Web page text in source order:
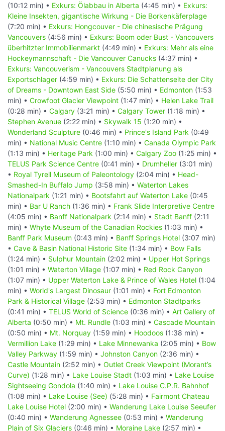
(10:12 min) • Exkurs: Ölabbau in Alberta (4:45 min) • Exkurs:
Kleine Insekten, gigantische Wirkung - Die Borkenkäferplage
(7:20 min) • Exkurs: Hongcouver - Die chinesische Prägung
Vancouvers (4:56 min) • Exkurs: Boom oder Bust - Vancouvers
überhitzter Immobilienmarkt (4:49 min) • Exkurs: Mehr als eine
Hockeymannschaft - Die Vancouver Canucks (4:37 min) •
Exkurs: Vancouverism - Vancouvers Stadtplanung als
Exportschlager (4:59 min) • Exkurs: Die Schattenseite der City
of Dreams - Downtown East Side (5:50 min) • Edmonton (1:53
min) • Crowfoot Glacier Viewpoint (1:47 min) • Helen Lake Trail
(0:28 min) • Calgary (3:21 min) • Calgary Tower (1:18 min) •
Stephen Avenue (2:22 min) • Skywalk 15 (1:20 min) •
Wonderland Sculpture (0:46 min) • Prince's Island Park (0:49
min) • National Music Centre (1:10 min) • Canada Olympic Park
(1:13 min) • Heritage Park (1:00 min) • Calgary Zoo (1:25 min) •
TELUS Park Science Centre (0:41 min) • Drumheller (3:01 min)
• Royal Tyrell Museum of Paleontology (2:04 min) • Head-
Smashed-In Buffalo Jump (3:58 min) • Waterton Lakes
Nationalpark (1:21 min) • Bootsfahrt auf Waterton Lake (0:45
min) • Bar U Ranch (1:36 min) • Frank Slide Interpretive Centre
(4:05 min) • Banff Nationalpark (2:14 min) • Stadt Banff (2:11
min) • Whyte Museum of the Canadian Rockies (1:03 min) •
Banff Park Museum (0:43 min) • Banff Springs Hotel (3:07 min)
• Cave & Basin National Historic Site (1:34 min) • Bow Falls
(1:24 min) • Sulphur Mountain (2:02 min) • Upper Hot Springs
(1:01 min) • Waterton Village (1:07 min) • Red Rock Canyon
(1:07 min) • Upper Waterton Lake & Prince of Wales Hotel (1:04
min) • World's Largest Dinosaur (1:01 min) • Fort Edmonton
Park & Historical Village (2:53 min) • Edmonton Stadtparks
(0:41 min) • TELUS World of Science (0:36 min) • Art Gallery of
Alberta (0:50 min) • Mt. Rundle (1:03 min) • Cascade Mountain
(0:50 min) • Mt. Norquay (1:59 min) • Hoodoos (1:38 min) •
Vermillion Lake (1:29 min) • Lake Minnewanka (2:05 min) • Bow
Valley Parkway (1:59 min) • Johnston Canyon (2:36 min) •
Castle Mountain (2:52 min) • Outlet Creek Viewpoint (Morant’s
Curve) (1:28 min) • Lake Louise Stadt (1:03 min) • Lake Louise
Sightseeing Gondola (1:40 min) • Lake Louise C.P.R. Bahnhof
(1:08 min) • Lake Louise (See) (5:28 min) • Fairmont Chateau
Lake Louise Hotel (2:00 min) • Wanderung Lake Louise Seeufer
(0:40 min) • Wanderung Agnessee (0:53 min) • Wanderung
Plain of Six Glaciers (0:46 min) • Moraine Lake (2:57 min) •